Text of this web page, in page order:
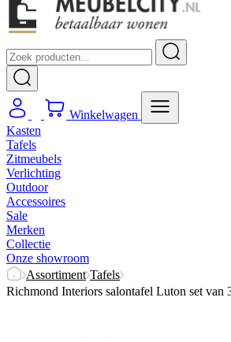
Winkelwagen
Kasten
Tafels
Zitmeubels
Verlichting
Outdoor
Accessoires
Sale
Merken
Collectie
Onze showroom
Assortiment Tafels
Richmond Interiors salontafel Luton set van